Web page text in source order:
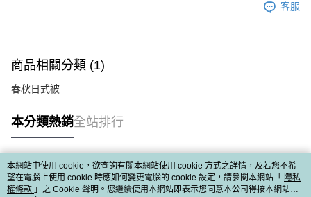
客服
商品相關分類 (1)
春秋日式被
本分類熱銷全站排行
熱門標籤
本網站中使用 cookie，欲查詢有關本網站使用 cookie 方式之詳情，及若您不希
望在電腦上使用 cookie 時應如何變更電腦的 cookie 設定，請參閱本網站「 隱私
權條款 」之 Cookie 聲明。您繼續使用本網站即表示您同意本公司得按本網站使